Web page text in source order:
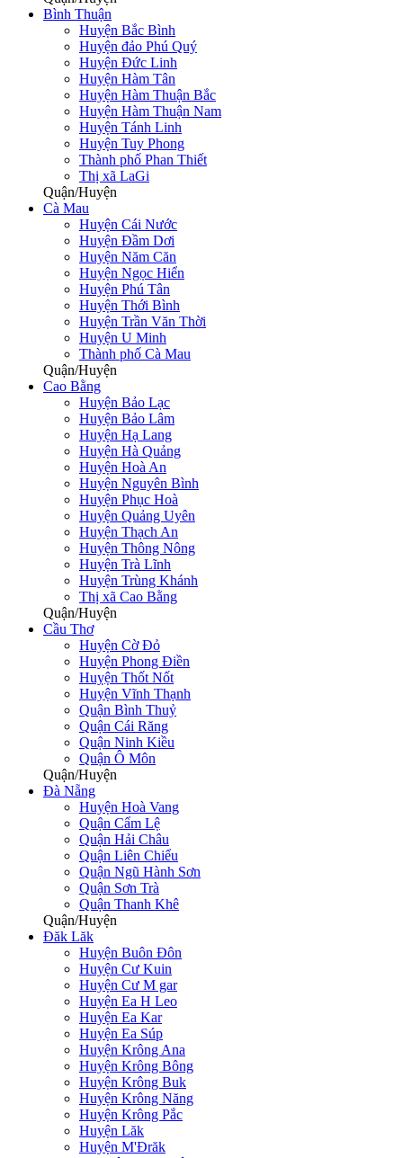
Bình Thuận
Huyện Bắc Bình
Huyện đảo Phú Quý
Huyện Đức Linh
Huyện Hàm Tân
Huyện Hàm Thuận Bắc
Huyện Hàm Thuận Nam
Huyện Tánh Linh
Huyện Tuy Phong
Thành phố Phan Thiết
Thị xã LaGi
Quận/Huyện
Cà Mau
Huyện Cái Nước
Huyện Đầm Dơi
Huyện Năm Căn
Huyện Ngọc Hiển
Huyện Phú Tân
Huyện Thới Bình
Huyện Trần Văn Thời
Huyện U Minh
Thành phố Cà Mau
Quận/Huyện
Cao Bằng
Huyện Bảo Lạc
Huyện Bảo Lâm
Huyện Hạ Lang
Huyện Hà Quảng
Huyện Hoà An
Huyện Nguyên Bình
Huyện Phục Hoà
Huyện Quảng Uyên
Huyện Thạch An
Huyện Thông Nông
Huyện Trà Lĩnh
Huyện Trùng Khánh
Thị xã Cao Bằng
Quận/Huyện
Cầu Thơ
Huyện Cờ Đỏ
Huyện Phong Điền
Huỵện Thốt Nốt
Huyện Vĩnh Thạnh
Quận Bình Thuỷ
Quận Cái Răng
Quận Ninh Kiều
Quận Ô Môn
Quận/Huyện
Đà Nẵng
Huyện Hoà Vang
Quận Cẩm Lệ
Quận Hải Châu
Quận Liên Chiểu
Quận Ngũ Hành Sơn
Quận Sơn Trà
Quận Thanh Khê
Quận/Huyện
Đăk Lăk
Huyện Buôn Đôn
Huyện Cư Kuin
Huyện Cư M gar
Huyện Ea H Leo
Huyện Ea Kar
Huyện Ea Súp
Huyện Krông Ana
Huyện Krông Bông
Huyện Krông Buk
Huyện Krông Năng
Huyện Krông Pắc
Huyện Lăk
Huyện M'Đrăk